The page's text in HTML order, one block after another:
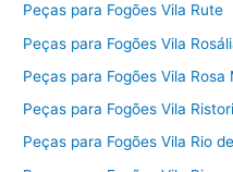
Peças para Fogões Vila Rute
Peças para Fogões Vila
Peças para Fogões Vila Rosa
Peças para Fogões Vila Ristori
Peças para Fogões Vila Rio